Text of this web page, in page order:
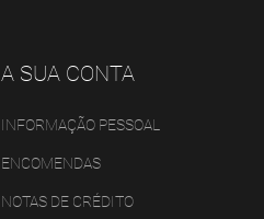
A SUA CONTA
INFORMAÇÃO PESSOAL
ENCOMENDAS
NOTAS DE CRÉDITO